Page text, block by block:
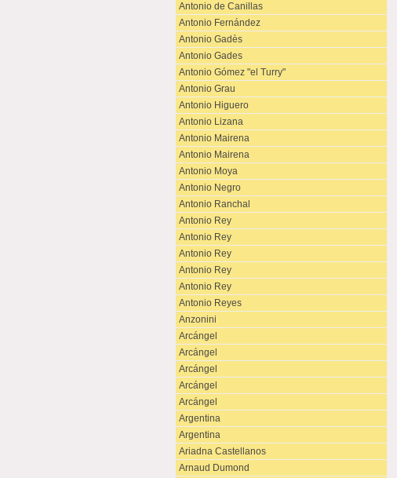
Antonio de Canillas
Antonio Fernández
Antonio Gadès
Antonio Gades
Antonio Gómez "el Turry"
Antonio Grau
Antonio Higuero
Antonio Lizana
Antonio Mairena
Antonio Mairena
Antonio Moya
Antonio Negro
Antonio Ranchal
Antonio Rey
Antonio Rey
Antonio Rey
Antonio Rey
Antonio Rey
Antonio Reyes
Anzonini
Arcángel
Arcángel
Arcángel
Arcángel
Arcángel
Argentina
Argentina
Ariadna Castellanos
Arnaud Dumond